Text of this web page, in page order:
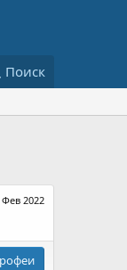
Поиск
Фев 2022